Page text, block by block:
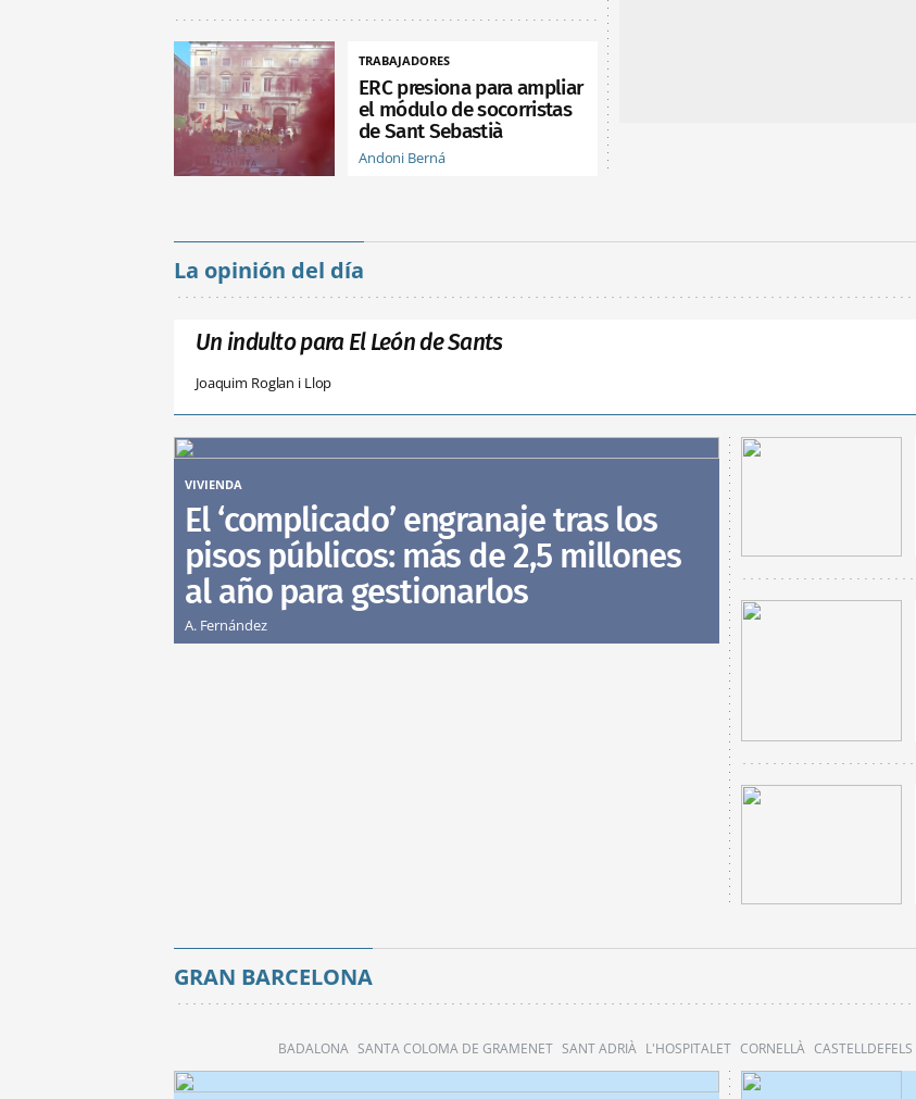
TRABAJADORES
ERC presiona para ampliar
el módulo de socorristas
de Sant Sebastià
Andoni Berná
La opinión del día
Un indulto para El León de Sants
Joaquim Roglan i Llop
VIVIENDA
El ‘complicado’ engranaje tras los
pisos públicos: más de 2,5 millones
al año para gestionarlos
A. Fernández
GRAN BARCELONA
BADALONA SANTA COLOMA DE GRAMENET SANT ADRIÀ L'HOSPITALET CORNELLÀ CASTELLDEFELS